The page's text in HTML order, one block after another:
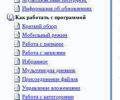
Информация об обновлениях
Как работать с программой
Краткий обзор
Мобильный режим
Работа с папками
Работа с записями
Избранное
Мультимедиа дневник
Присоединение файлов
Управление вложениями
Работа с категориями